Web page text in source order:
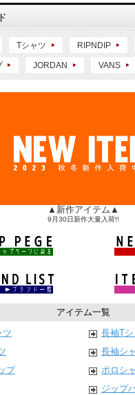
Tシャツ RIPNDIP
JORDAN VANS
▲新作アイテム▲
9月30日新作大量入荷!!
アイテム一覧
ツ
長袖Tシ
長袖シ
プ
ポロシ
ジップ